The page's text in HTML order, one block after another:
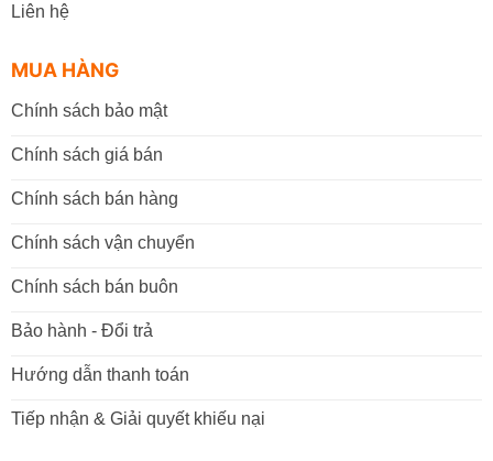
Đến mua trực tiếp tại cửa hàng VPP Bến Tre tại:
Long (TP. Bến Tre cũ)
Giờ làm việc:07h30 - 17h30
Đặt mua qua điện thoại:
096.339.3566
Liên hệ
MUA HÀNG
Chính sách bảo mật
Chính sách giá bán
Chính sách bán hàng
Chính sách vận chuyển
Chính sách bán buôn
Bảo hành - Đổi trả
Hướng dẫn thanh toán
Tiếp nhận & Giải quyết khiếu nại